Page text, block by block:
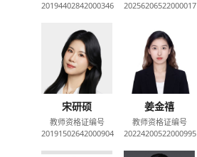
20194402842000346
20256206522000017
宋研硕
教师资格证编号
20191502642000904
姜金禧
教师资格证编号
20224200522000995